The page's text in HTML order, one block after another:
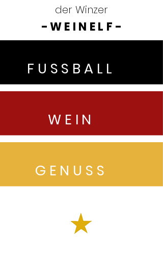
der Winzer
-WEINELF -
FUSSBALL
WEIN
GENUSS